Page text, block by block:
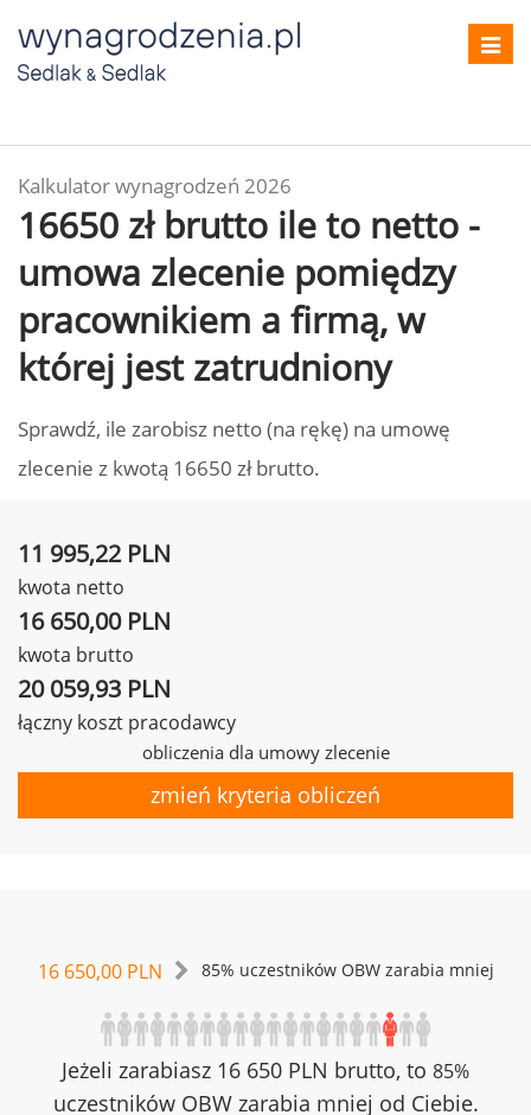
Kalkulator wynagrodzeń 2026
16650 zł brutto ile to netto -
umowa zlecenie pomiędzy
pracownikiem a firmą, w
której jest zatrudniony
Sprawdź, ile zarobisz netto (na rękę) na umowę
zlecenie z kwotą 16650 zł brutto.
11 995,22 PLN
kwota netto
16 650,00 PLN
kwota brutto
20 059,93 PLN
łączny koszt pracodawcy
obliczenia dla umowy zlecenie
zmień kryteria obliczeń
16 650,00 PLN 85% uczestników OBW zarabia mniej
Jeżeli zarabiasz 16 650 PLN brutto, to 85%
uczestników OBW zarabia mniej od Ciebie.